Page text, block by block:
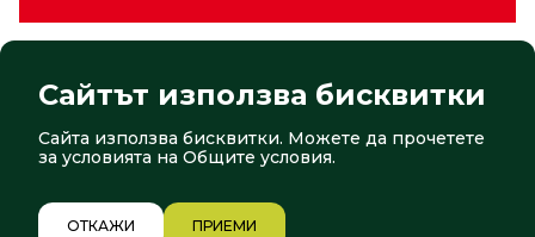
© 2026 Боровец. Всички права запазени Сайт от:СтудиоХ
1/12
Сайтът използва бисквитки
Сайта използва бисквитки. Можете да прочетете
за условията на Общите условия.
ОТКАЖИ ПРИЕМИ